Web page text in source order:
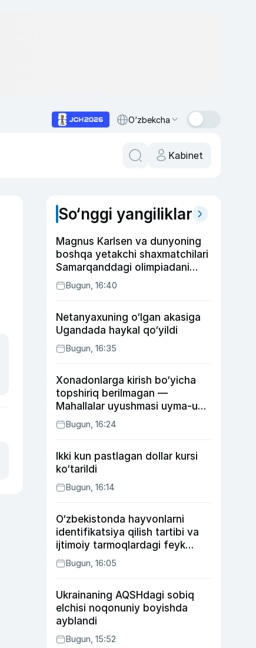
O‘zbekcha
Kabinet
So‘nggi yangiliklar
Magnus Karlsen va dunyoning
boshqa yetakchi shaxmatchilari
Samarqanddagi olimpiadani
o‘tkazib yuboradi
Bugun, 16:40
Netanyaxuning o‘lgan akasiga
Ugandada haykal qo‘yildi
Bugun, 16:35
Xonadonlarga kirish bo‘yicha
topshiriq berilmagan —
Mahallalar uyushmasi uyma-uy
yurgan mas’ullar haqida
Bugun, 16:24
Ikki kun pastlagan dollar kursi
ko‘tarildi
Bugun, 16:14
O‘zbekistonda hayvonlarni
identifikatsiya qilish tartibi va
ijtimoiy tarmoqlardagi feyk
xabarlarga izoh berildi
Bugun, 16:05
Ukrainaning AQSHdagi sobiq
elchisi noqonuniy boyishda
ayblandi
Bugun, 15:52